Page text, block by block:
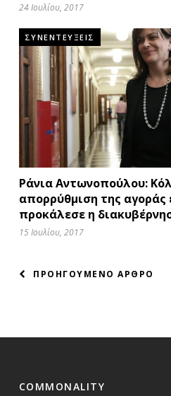
24 Ιουλίου, 2017
ΣΥΝΕΝΤΕΥΞΕΙΣ
Ράνια Αντωνοπούλου:
απορρύθμιση της αγοράς
προκάλεσε η
15 Ιουλίου, 2017
ΠΛΟΗΓΗΣΗ
ΠΡΟΗΓΟΥΜΕΝΟ ΑΡΘΡΟ
COMMONALITY